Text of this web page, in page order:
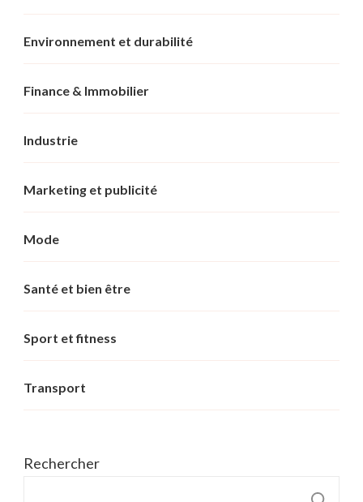
Environnement et durabilité
Finance & Immobilier
Industrie
Marketing et publicité
Mode
Santé et bien être
Sport et fitness
Transport
Rechercher